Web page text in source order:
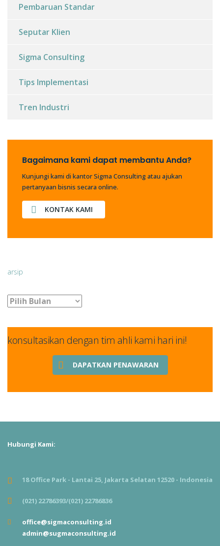
Pembaruan Standar
Seputar Klien
Sigma Consulting
Tips Implementasi
Tren Industri
Bagaimana kami dapat membantu Anda?
Kunjungi kami di kantor Sigma Consulting atau ajukan
pertanyaan bisnis secara online.
KONTAK KAMI
arsip
arsip
konsultasikan dengan tim ahli kami hari ini!
DAPATKAN PENAWARAN
Hubungi Kami:
18 Office Park - Lantai 25, Jakarta Selatan 12520 - Indonesia
(021) 22786393/(021) 22786836
office@sigmaconsulting.id
admin@sugmaconsulting.id